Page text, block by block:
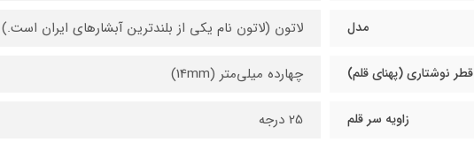
مدل لاتون (لاتون نام یکی از بلندترین آبشارهای ایران است.)
قطر نوشتاری (پهنای قلم) چهارده میلی‌متر (14mm)
زاویه سر قلم 25 درجه